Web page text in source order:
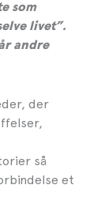
som
livet”.
andre
der
så
et